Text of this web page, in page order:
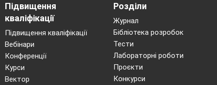
Підвищення
кваліфікації
Підвищення кваліфікації
Вебінари
Конференції
Курси
Вектор
Розділи
Журнал
Бібліотека розробок
Тести
Лабораторні роботи
Проєкти
Конкурси